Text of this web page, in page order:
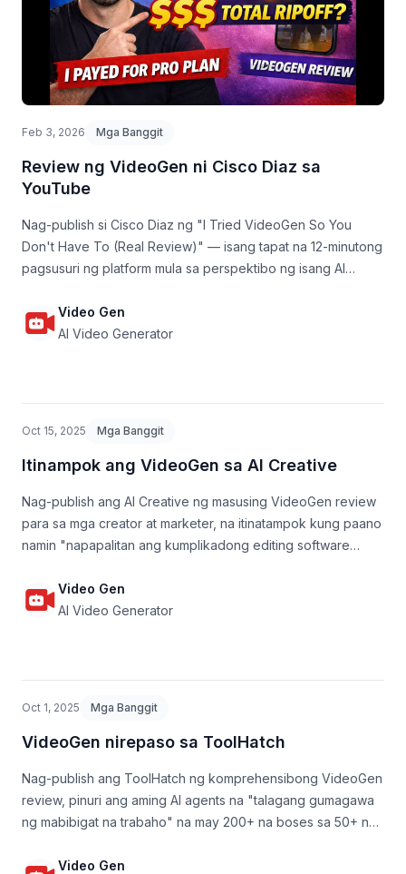
Feb 3, 2026 Mga Banggit
Review ng VideoGen ni Cisco Diaz sa
YouTube
Nag-publish si Cisco Diaz ng "I Tried VideoGen So You
Don't Have To (Real Review)" — isang tapat na 12-minutong
pagsusuri ng platform mula sa perspektibo ng isang AI
Video Gen
AI Video Generator
Oct 15, 2025 Mga Banggit
Itinampok ang VideoGen sa AI Creative
Nag-publish ang AI Creative ng masusing VideoGen review
para sa mga creator at marketer, na itinatampok kung paano
namin "napapalitan ang kumplikadong editing software
Video Gen
AI Video Generator
Oct 1, 2025 Mga Banggit
VideoGen nirepaso sa ToolHatch
Nag-publish ang ToolHatch ng komprehensibong VideoGen
review, pinuri ang aming AI agents na "talagang gumagawa
ng mabibigat na trabaho" na may 200+ na boses sa 50+ na
Video Gen